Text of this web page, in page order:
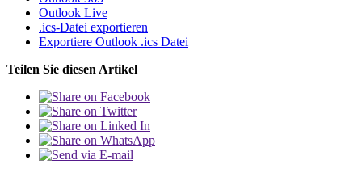
Outlook Live
.ics-Datei exportieren
Exportiere Outlook .ics Datei
Teilen Sie diesen Artikel